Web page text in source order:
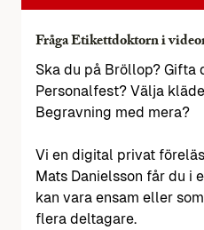
Fråga Etikettdoktorn i
Ska du på Bröllop? Gifta
Personalfest? Välja
Begravning med mera?
Vi en digital privat
Mats Danielsson får du i
kan vara ensam eller
flera deltagare.